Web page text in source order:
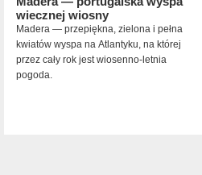
wiecznej wiosny
Madera — przepiękna, zielona i pełna
kwiatów wyspa na Atlantyku, na której
przez cały rok jest wiosenno-letnia
pogoda.